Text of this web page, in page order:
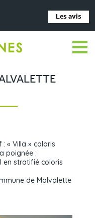
Les avis
> Cuisiniste Firminy
« Villa » coloris
poignée :
en stratifié coloris
de Malvalette